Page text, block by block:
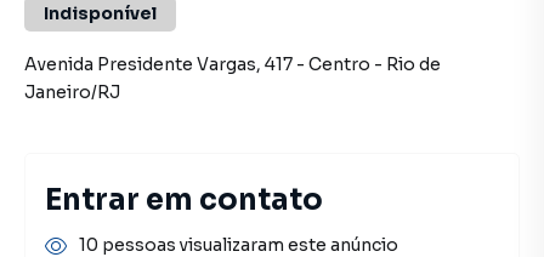
Indisponível
Avenida Presidente Vargas, 417 - Centro - Rio de
Janeiro/RJ
Entrar em contato
10 pessoas visualizaram este anúncio